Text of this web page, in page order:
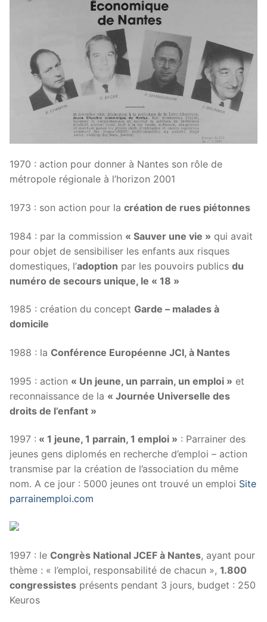
1970 : action pour donner à Nantes son rôle de
métropole régionale à l’horizon 2001
1973 : son action pour la création de rues piétonnes
1984 : par la commission « Sauver une vie » qui avait
pour objet de sensibiliser les enfants aux risques
domestiques, l’adoption par les pouvoirs publics du
numéro de secours unique, le « 18 »
1985 : création du concept Garde – malades à
domicile
1988 : la Conférence Européenne JCI, à Nantes
1995 : action « Un jeune, un parrain, un emploi » et
reconnaissance de la « Journée Universelle des
droits de l’enfant »
1997 : « 1 jeune, 1 parrain, 1 emploi » : Parrainer des
jeunes gens diplomés en recherche d’emploi – action
transmise par la création de l’association du même
nom. A ce jour : 5000 jeunes ont trouvé un emploi Site
parrainemploi.com
1997 : le Congrès National JCEF à Nantes, ayant pour
thème : « l’emploi, responsabilité de chacun », 1.800
congressistes présents pendant 3 jours, budget : 250
Keuros